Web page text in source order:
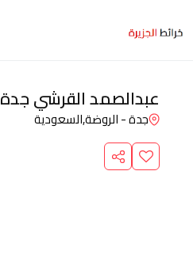
عبدالصمد القرشي جدة
جدة - الروضة,السعودية